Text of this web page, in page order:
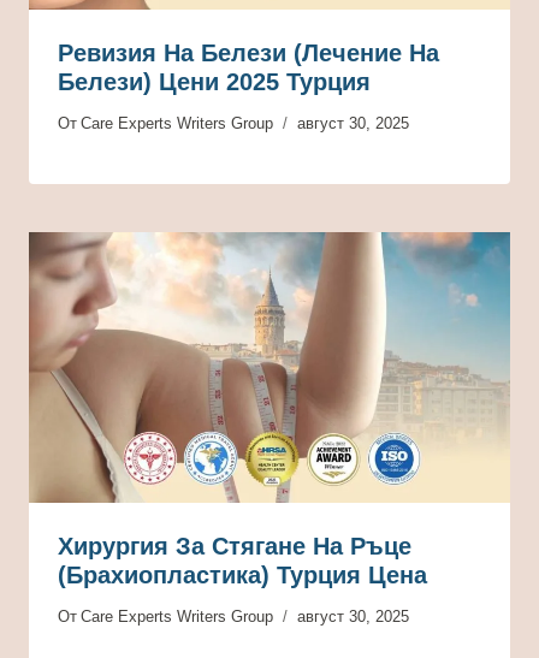
Ревизия На Белези (лечение На
Белези) Цени 2025 Турция
От Care Experts Writers Group август 30, 2025
Хирургия За Стягане На Ръце
(брахиопластика) Турция Цена
От Care Experts Writers Group август 30, 2025